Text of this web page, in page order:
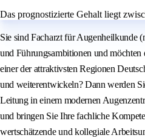
Das prognostizierte Gehalt liegt
Sie sind Facharzt für Augenheilkunde
und Führungsambitionen und
einer der attraktivsten Regionen
und weiterentwickeln? Dann werden
Leitung in einem modernen
und bringen Sie Ihre fachliche
wertschätzende und kollegiale